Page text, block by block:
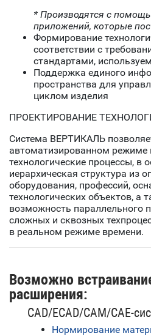
* Производятся с
приложений, которые
Формирование
соответствии с
стандартами,
Поддержка единого
пространства для
циклом изделия
ПРОЕКТИРОВАНИЕ
Система ВЕРТИКАЛЬ
автоматизированном режиме
технологические процессы, в
иерархическая структура из
оборудования, профессий,
технологических объектов, а
возможность параллельного
сложных и сквозных
в реальном режиме времени.
Возможно
расширения:
CAD/ECAD/CAM/CAE-
Нормирование